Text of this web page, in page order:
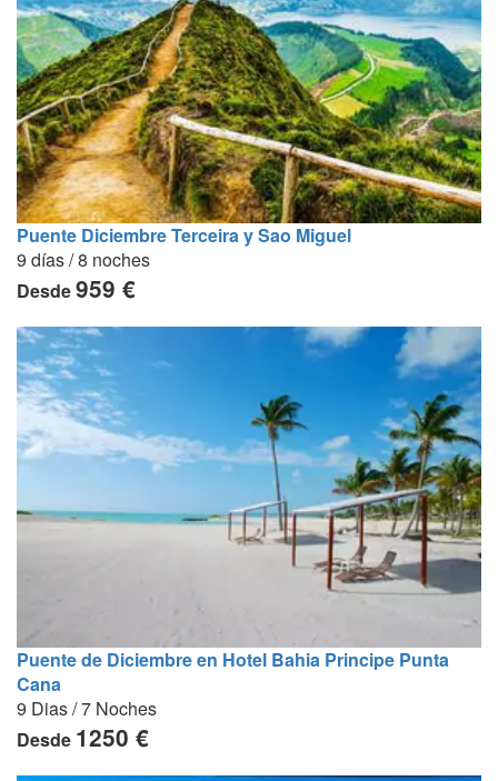
Puente Diciembre Terceira y Sao Miguel
9 días / 8 noches
Desde959 €
Puente de Diciembre en Hotel Bahia Principe Punta
Cana
9 Dias / 7 Noches
Desde 1250 €